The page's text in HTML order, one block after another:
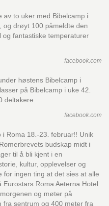
av to uker med Bibelcamp i
og drøyt 100 påmeldte den
fantastiske temperaturer
facebook.com
høstens Bibelcamp i
på Bibelcamp i uke 42.
deltakere.
facebook.com
i Roma 18.-23. februar!! Unik
budskap midt i
til å bli kjent i en
kultur, opplevelser og
for ingen ting at det sies at alle
Roma Aeterna Hotel
og møter på
fra sentrum og 400 meter fra